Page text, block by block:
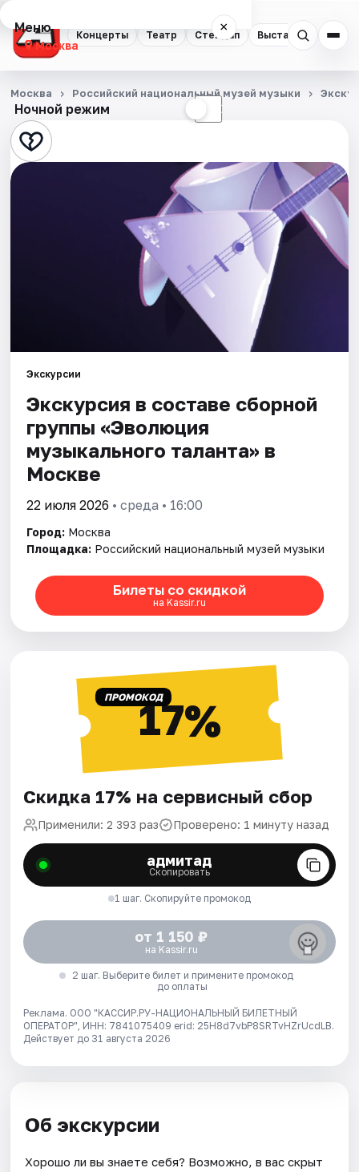
Концерты Театр Стендап Выставки
Меню ×
Москва
Концерты
Театр
Стендап
Города
Площадки
Артисты
Рейтинги
Ночной режим ☾
Москва Российский национальный музей музыки
Экскурсии
Экскурсия в составе сборной
группы «Эволюция
музыкального талантa» в
Москве
22 июля 2026 • среда • 16:00
Город: Москва
Площадка: Российский национальный музей музыки
Билеты со скидкой
на Kassir.ru
ПРОМОКОД17%
Скидка 17% на сервисный сбор
Применили: 2 393 раз Проверено: 1 минуту назад
адмитад
Скопировать
1 шаг. Скопируйте промокод
от 1 150 ₽
на Kassir.ru
2 шаг. Выберите билет и примените промокод
до оплаты
Реклама. ООО "КАССИР.РУ-НАЦИОНАЛЬНЫЙ БИЛЕТНЫЙ
ОПЕРАТОР", ИНН: 7841075409 erid: 25H8d7vbP8SRTvHZrUcdLB.
Действует до 31 августа 2026
Об экскурсии
Хорошо ли вы знаете себя? Возможно, в вас скрыт